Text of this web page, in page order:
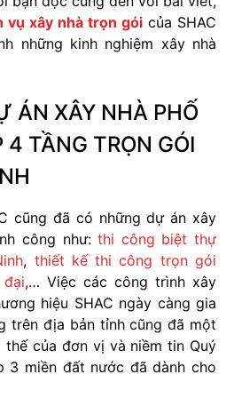
vụ xây nhà trọn gói của SHAC
những kinh nghiệm xây nhà
ÁN XÂY NHÀ PHỐ
4 TẦNG TRỌN GÓI
cũng đã có những dự án xây
công như:thi công biệt thự
, thiết kế thi công trọn gói
,… Việc các công trình xây
hiệu SHAC ngày càng gia
trên địa bản tỉnh cũng đã một
thế của đơn vị và niềm tin Quý
3 miền đất nước đã dành cho